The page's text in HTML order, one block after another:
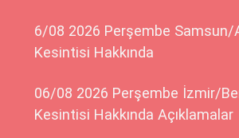
6/08 2026 Perşembe Samsun/
Kesintisi Hakkında
06/08 2026 Perşembe İzmir/
Kesintisi Hakkında Açıklamalar